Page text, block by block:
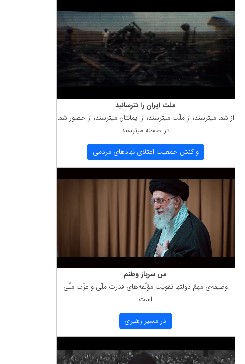
ملت ایران را نترسانید
از شما میترسند؛ از ملّت میترسند؛ از ایمانتان میترسند؛ از حضور شما
در صحنه میترسند
واكنش جمعیت اعتلای نهادهای مردمی
من سرباز وطنم
وظیفه‌ی مهمّ دولتها تقویت مؤلّفه‌های قدرت ملّی و عزّت ملّی
است
در مسیر رهبری